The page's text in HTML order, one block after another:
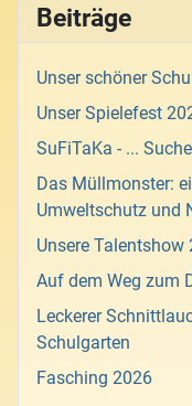
Beiträge
Unser schöner
Unser Spielefest
SuFiTaKa - ...
Das Müllmonster:
Umweltschutz und
Unsere Talentshow
Auf dem Weg zum
Leckerer
Schulgarten
Fasching 2026